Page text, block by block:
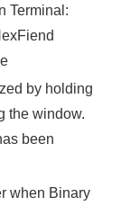
Terminal:
by holding
the window.
been
when Binary